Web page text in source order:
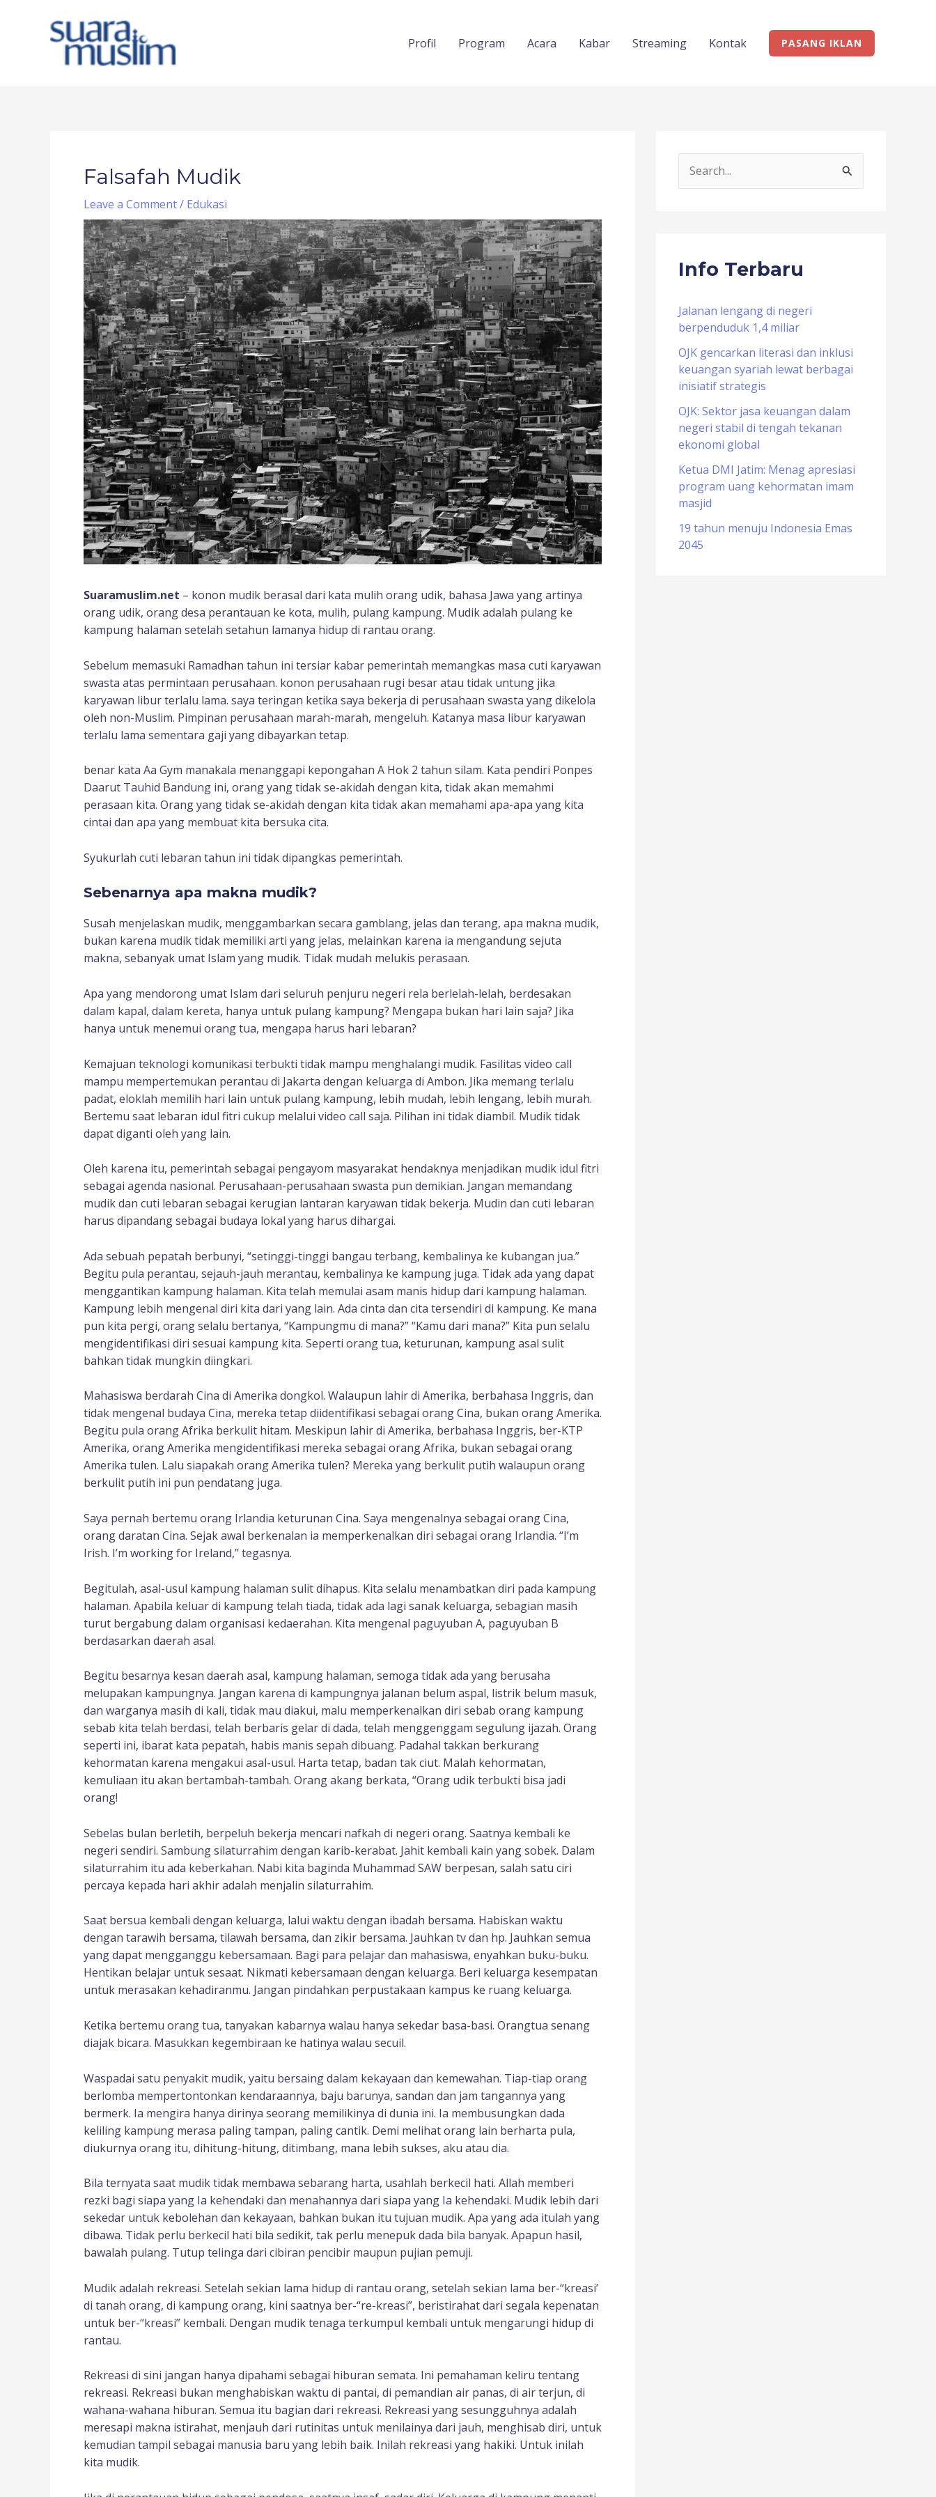
Profil Program Acara Kabar Streaming Kontak PASANG IKLAN
Falsafah Mudik
Leave a Comment/ Edukasi
Suaramuslim.net – konon mudik berasal dari kata mulih orang udik, bahasa Jawa yang artinya
orang udik, orang desa perantauan ke kota, mulih, pulang kampung. Mudik adalah pulang ke
kampung halaman setelah setahun lamanya hidup di rantau orang.
Sebelum memasuki Ramadhan tahun ini tersiar kabar pemerintah memangkas masa cuti karyawan
swasta atas permintaan perusahaan. konon perusahaan rugi besar atau tidak untung jika
karyawan libur terlalu lama. saya teringan ketika saya bekerja di perusahaan swasta yang dikelola
oleh non-Muslim. Pimpinan perusahaan marah-marah, mengeluh. Katanya masa libur karyawan
terlalu lama sementara gaji yang dibayarkan tetap.
benar kata Aa Gym manakala menanggapi kepongahan A Hok 2 tahun silam. Kata pendiri Ponpes
Daarut Tauhid Bandung ini, orang yang tidak se-akidah dengan kita, tidak akan memahmi
perasaan kita. Orang yang tidak se-akidah dengan kita tidak akan memahami apa-apa yang kita
cintai dan apa yang membuat kita bersuka cita.
Syukurlah cuti lebaran tahun ini tidak dipangkas pemerintah.
Sebenarnya apa makna mudik?
Susah menjelaskan mudik, menggambarkan secara gamblang, jelas dan terang, apa makna mudik,
bukan karena mudik tidak memiliki arti yang jelas, melainkan karena ia mengandung sejuta
makna, sebanyak umat Islam yang mudik. Tidak mudah melukis perasaan.
Apa yang mendorong umat Islam dari seluruh penjuru negeri rela berlelah-lelah, berdesakan
dalam kapal, dalam kereta, hanya untuk pulang kampung? Mengapa bukan hari lain saja? Jika
hanya untuk menemui orang tua, mengapa harus hari lebaran?
Kemajuan teknologi komunikasi terbukti tidak mampu menghalangi mudik. Fasilitas video call
mampu mempertemukan perantau di Jakarta dengan keluarga di Ambon. Jika memang terlalu
padat, eloklah memilih hari lain untuk pulang kampung, lebih mudah, lebih lengang, lebih murah.
Bertemu saat lebaran idul fitri cukup melalui video call saja. Pilihan ini tidak diambil. Mudik tidak
dapat diganti oleh yang lain.
Oleh karena itu, pemerintah sebagai pengayom masyarakat hendaknya menjadikan mudik idul fitri
sebagai agenda nasional. Perusahaan-perusahaan swasta pun demikian. Jangan memandang
mudik dan cuti lebaran sebagai kerugian lantaran karyawan tidak bekerja. Mudin dan cuti lebaran
harus dipandang sebagai budaya lokal yang harus dihargai.
Ada sebuah pepatah berbunyi, “setinggi-tinggi bangau terbang, kembalinya ke kubangan jua.”
Begitu pula perantau, sejauh-jauh merantau, kembalinya ke kampung juga. Tidak ada yang dapat
menggantikan kampung halaman. Kita telah memulai asam manis hidup dari kampung halaman.
Kampung lebih mengenal diri kita dari yang lain. Ada cinta dan cita tersendiri di kampung. Ke mana
pun kita pergi, orang selalu bertanya, “Kampungmu di mana?” “Kamu dari mana?” Kita pun selalu
mengidentifikasi diri sesuai kampung kita. Seperti orang tua, keturunan, kampung asal sulit
bahkan tidak mungkin diingkari.
Mahasiswa berdarah Cina di Amerika dongkol. Walaupun lahir di Amerika, berbahasa Inggris, dan
tidak mengenal budaya Cina, mereka tetap diidentifikasi sebagai orang Cina, bukan orang Amerika.
Begitu pula orang Afrika berkulit hitam. Meskipun lahir di Amerika, berbahasa Inggris, ber-KTP
Amerika, orang Amerika mengidentifikasi mereka sebagai orang Afrika, bukan sebagai orang
Amerika tulen. Lalu siapakah orang Amerika tulen? Mereka yang berkulit putih walaupun orang
berkulit putih ini pun pendatang juga.
Saya pernah bertemu orang Irlandia keturunan Cina. Saya mengenalnya sebagai orang Cina,
orang daratan Cina. Sejak awal berkenalan ia memperkenalkan diri sebagai orang Irlandia. “I’m
Irish. I’m working for Ireland,” tegasnya.
Begitulah, asal-usul kampung halaman sulit dihapus. Kita selalu menambatkan diri pada kampung
halaman. Apabila keluar di kampung telah tiada, tidak ada lagi sanak keluarga, sebagian masih
turut bergabung dalam organisasi kedaerahan. Kita mengenal paguyuban A, paguyuban B
berdasarkan daerah asal.
Begitu besarnya kesan daerah asal, kampung halaman, semoga tidak ada yang berusaha
melupakan kampungnya. Jangan karena di kampungnya jalanan belum aspal, listrik belum masuk,
dan warganya masih di kali, tidak mau diakui, malu memperkenalkan diri sebab orang kampung
sebab kita telah berdasi, telah berbaris gelar di dada, telah menggenggam segulung ijazah. Orang
seperti ini, ibarat kata pepatah, habis manis sepah dibuang. Padahal takkan berkurang
kehormatan karena mengakui asal-usul. Harta tetap, badan tak ciut. Malah kehormatan,
kemuliaan itu akan bertambah-tambah. Orang akang berkata, “Orang udik terbukti bisa jadi
orang!
Sebelas bulan berletih, berpeluh bekerja mencari nafkah di negeri orang. Saatnya kembali ke
negeri sendiri. Sambung silaturrahim dengan karib-kerabat. Jahit kembali kain yang sobek. Dalam
silaturrahim itu ada keberkahan. Nabi kita baginda Muhammad SAW berpesan, salah satu ciri
percaya kepada hari akhir adalah menjalin silaturrahim.
Saat bersua kembali dengan keluarga, lalui waktu dengan ibadah bersama. Habiskan waktu
dengan tarawih bersama, tilawah bersama, dan zikir bersama. Jauhkan tv dan hp. Jauhkan semua
yang dapat mengganggu kebersamaan. Bagi para pelajar dan mahasiswa, enyahkan buku-buku.
Hentikan belajar untuk sesaat. Nikmati kebersamaan dengan keluarga. Beri keluarga kesempatan
untuk merasakan kehadiranmu. Jangan pindahkan perpustakaan kampus ke ruang keluarga.
Ketika bertemu orang tua, tanyakan kabarnya walau hanya sekedar basa-basi. Orangtua senang
diajak bicara. Masukkan kegembiraan ke hatinya walau secuil.
Waspadai satu penyakit mudik, yaitu bersaing dalam kekayaan dan kemewahan. Tiap-tiap orang
berlomba mempertontonkan kendaraannya, baju barunya, sandan dan jam tangannya yang
bermerk. Ia mengira hanya dirinya seorang memilikinya di dunia ini. Ia membusungkan dada
keliling kampung merasa paling tampan, paling cantik. Demi melihat orang lain berharta pula,
diukurnya orang itu, dihitung-hitung, ditimbang, mana lebih sukses, aku atau dia.
Bila ternyata saat mudik tidak membawa sebarang harta, usahlah berkecil hati. Allah memberi
rezki bagi siapa yang Ia kehendaki dan menahannya dari siapa yang Ia kehendaki. Mudik lebih dari
sekedar untuk kebolehan dan kekayaan, bahkan bukan itu tujuan mudik. Apa yang ada itulah yang
dibawa. Tidak perlu berkecil hati bila sedikit, tak perlu menepuk dada bila banyak. Apapun hasil,
bawalah pulang. Tutup telinga dari cibiran pencibir maupun pujian pemuji.
Mudik adalah rekreasi. Setelah sekian lama hidup di rantau orang, setelah sekian lama ber-“kreasi’
di tanah orang, di kampung orang, kini saatnya ber-“re-kreasi”, beristirahat dari segala kepenatan
untuk ber-“kreasi” kembali. Dengan mudik tenaga terkumpul kembali untuk mengarungi hidup di
rantau.
Rekreasi di sini jangan hanya dipahami sebagai hiburan semata. Ini pemahaman keliru tentang
rekreasi. Rekreasi bukan menghabiskan waktu di pantai, di pemandian air panas, di air terjun, di
wahana-wahana hiburan. Semua itu bagian dari rekreasi. Rekreasi yang sesungguhnya adalah
meresapi makna istirahat, menjauh dari rutinitas untuk menilainya dari jauh, menghisab diri, untuk
kemudian tampil sebagai manusia baru yang lebih baik. Inilah rekreasi yang hakiki. Untuk inilah
kita mudik.
c
f
o
r
:
Info Terbaru
Jalanan lengang di negeri
berpenduduk 1,4 miliar
OJK gencarkan literasi dan inklusi
keuangan syariah lewat berbagai
inisiatif strategis
OJK: Sektor jasa keuangan dalam
negeri stabil di tengah tekanan
ekonomi global
Ketua DMI Jatim: Menag apresiasi
program uang kehormatan imam
masjid
19 tahun menuju Indonesia Emas
2045